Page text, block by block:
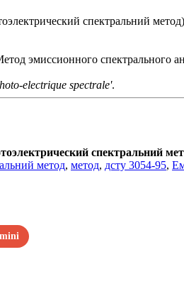
спектральний метод
эмиссионного спектрального
electrique spectrale'.
спектральний
метод, метод, дсту 3054-95,